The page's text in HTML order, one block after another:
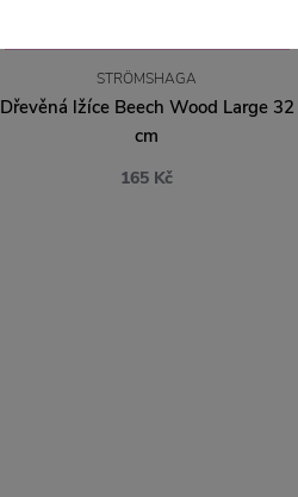
STRÖMSHAGA
Dřevěná lžíce Beech Wood Large 32
cm
165 Kč